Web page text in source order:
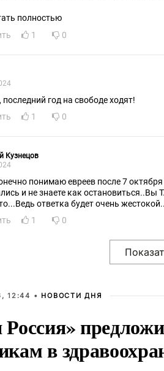
полностью
1 0
последний год на свободе ходят!
1 0
Кузнецов
понимаю евреев после 7
и не знаете как
ответка будет очень
1 0
12:44 • НОВОСТИ ДНЯ
в